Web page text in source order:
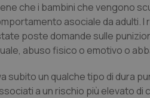
che i bambini che vengono
asociale da adulti.
poste domande sulle
abuso fisico o emotivo o
subito un qualche tipo di dura
a un rischio più elevato di